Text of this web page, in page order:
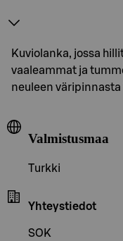
Kuviolanka, jossa
vaaleammat ja
neuleen
Valmistusmaa
Turkki
Yhteystiedot
SOK